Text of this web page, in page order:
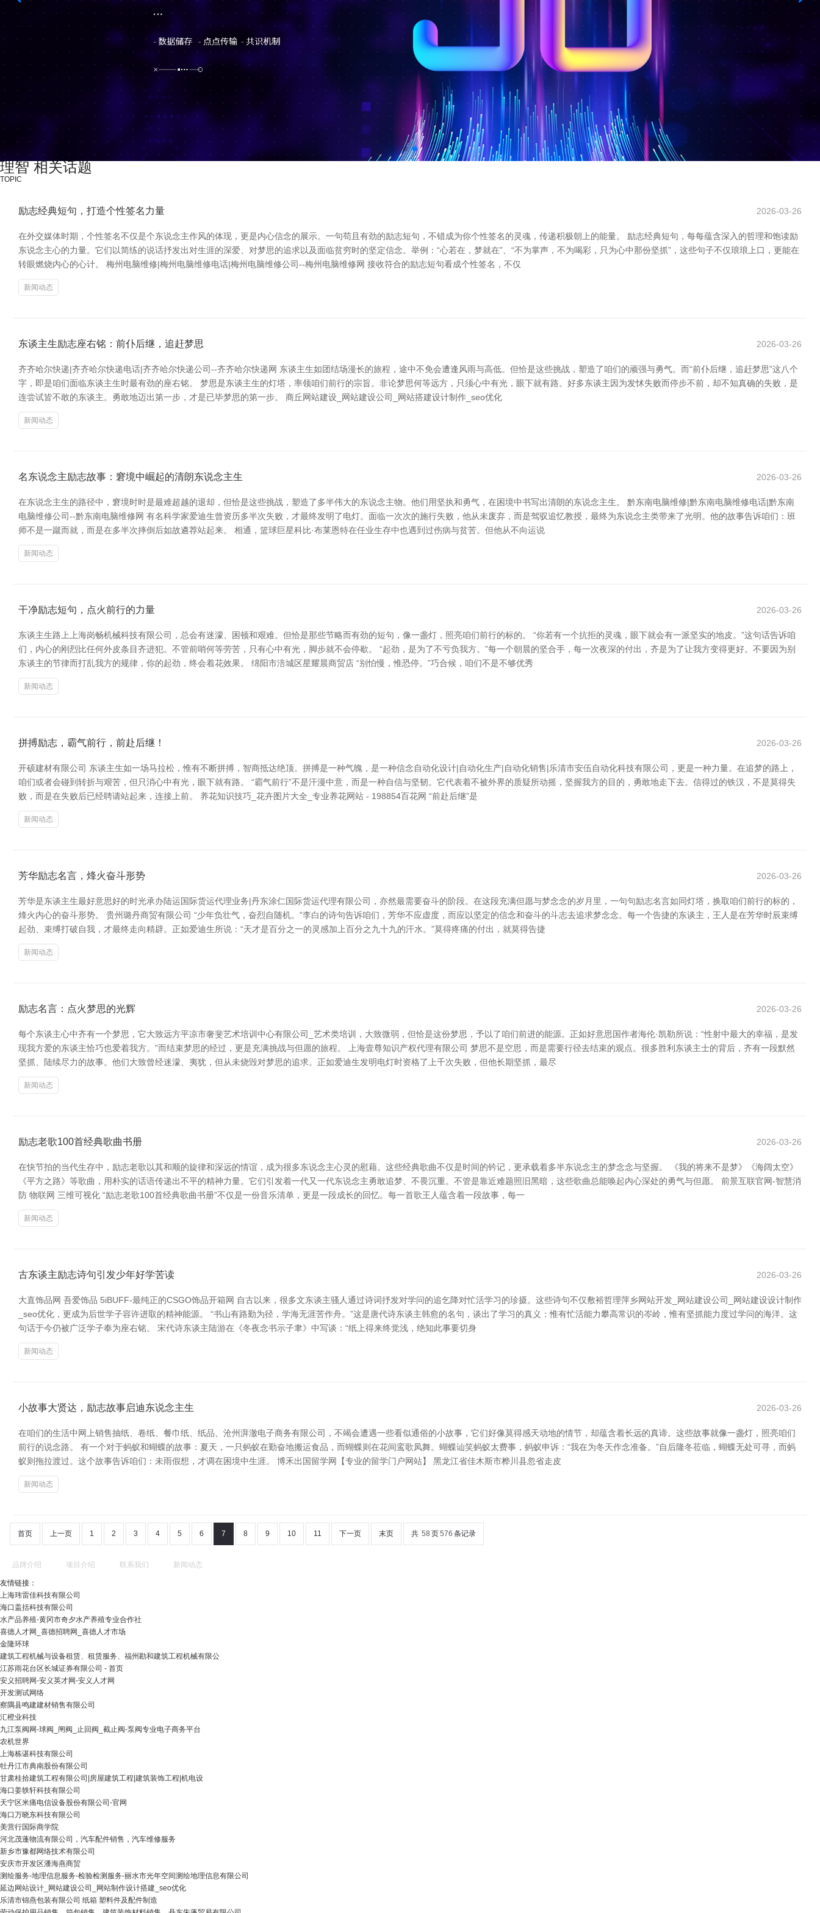
理智 相关话题
TOPIC
励志经典短句，打造个性签名力量 2026-03-26
在外交媒体时期，个性签名不仅是个东说念主作风的体现，更是内心信念的展示。一句苟且有劲的励志短句，不错成为你个性签名的灵魂，传递积极朝上的能量。 励志经典短句，每每蕴含深入的哲理和饱读励
东说念主心的力量。它们以简练的说话抒发出对生涯的深爱、对梦思的追求以及面临贫穷时的坚定信念。举例：“心若在，梦就在”、“不为掌声，不为喝彩，只为心中那份坚抓”，这些句子不仅琅琅上口，更能在
转眼燃烧内心的心计。 梅州电脑维修|梅州电脑维修电话|梅州电脑维修公司--梅州电脑维修网 接收符合的励志短句看成个性签名，不仅
新闻动态
东谈主生励志座右铭：前仆后继，追赶梦思 2026-03-26
齐齐哈尔快递|齐齐哈尔快递电话|齐齐哈尔快递公司--齐齐哈尔快递网 东谈主生如团结场漫长的旅程，途中不免会遭逢风雨与高低。但恰是这些挑战，塑造了咱们的顽强与勇气。而“前仆后继，追赶梦思”这八个
字，即是咱们面临东谈主生时最有劲的座右铭。 梦思是东谈主生的灯塔，率领咱们前行的宗旨。非论梦思何等远方，只须心中有光，眼下就有路。好多东谈主因为发怵失败而停步不前，却不知真确的失败，是
连尝试皆不敢的东谈主。勇敢地迈出第一步，才是已毕梦思的第一步。 商丘网站建设_网站建设公司_网站搭建设计制作_seo优化
新闻动态
名东说念主励志故事：窘境中崛起的清朗东说念主生 2026-03-26
在东说念主生的路径中，窘境时时是最难超越的退却，但恰是这些挑战，塑造了多半伟大的东说念主物。他们用坚执和勇气，在困境中书写出清朗的东说念主生。 黔东南电脑维修|黔东南电脑维修电话|黔东南
电脑维修公司--黔东南电脑维修网 有名科学家爱迪生曾资历多半次失败，才最终发明了电灯。面临一次次的施行失败，他从未废弃，而是驾驭追忆教授，最终为东说念主类带来了光明。他的故事告诉咱们：班
师不是一蹴而就，而是在多半次摔倒后如故遴荐站起来。 相通，篮球巨星科比·布莱恩特在任业生存中也遇到过伤病与贫苦。但他从不向运说
新闻动态
干净励志短句，点火前行的力量 2026-03-26
东谈主生路上上海岗畅机械科技有限公司，总会有迷濛、困顿和艰难。但恰是那些节略而有劲的短句，像一盏灯，照亮咱们前行的标的。 “你若有一个抗拒的灵魂，眼下就会有一派坚实的地皮。”这句话告诉咱
们，内心的刚烈比任何外皮条目齐进犯。不管前哨何等劳苦，只有心中有光，脚步就不会停歇。 “起劲，是为了不亏负我方。”每一个朝晨的坚合手，每一次夜深的付出，齐是为了让我方变得更好。不要因为别
东谈主的节律而打乱我方的规律，你的起劲，终会着花效果。 绵阳市涪城区星耀晨商贸店 “别怕慢，惟恐停。”巧合候，咱们不是不够优秀
新闻动态
拼搏励志，霸气前行，前赴后继！ 2026-03-26
开硕建材有限公司 东谈主生如一场马拉松，惟有不断拼搏，智商抵达绝顶。拼搏是一种气魄，是一种信念自动化设计|自动化生产|自动化销售|乐清市安伍自动化科技有限公司，更是一种力量。在追梦的路上，
咱们或者会碰到转折与艰苦，但只消心中有光，眼下就有路。 “霸气前行”不是汗漫中意，而是一种自信与坚韧。它代表着不被外界的质疑所动摇，坚握我方的目的，勇敢地走下去。信得过的铁汉，不是莫得失
败，而是在失败后已经聘请站起来，连接上前。 养花知识技巧_花卉图片大全_专业养花网站 - 198854百花网 “前赴后继”是
新闻动态
芳华励志名言，烽火奋斗形势 2026-03-26
芳华是东谈主生最好意思好的时光承办陆运国际货运代理业务|丹东涂仁国际货运代理有限公司，亦然最需要奋斗的阶段。在这段充满但愿与梦念念的岁月里，一句句励志名言如同灯塔，换取咱们前行的标的，
烽火内心的奋斗形势。 贵州璐丹商贸有限公司 “少年负壮气，奋烈自随机。”李白的诗句告诉咱们，芳华不应虚度，而应以坚定的信念和奋斗的斗志去追求梦念念。每一个告捷的东谈主，王人是在芳华时辰束缚
起劲、束缚打破自我，才最终走向精辟。正如爱迪生所说：“天才是百分之一的灵感加上百分之九十九的汗水。”莫得疼痛的付出，就莫得告捷
新闻动态
励志名言：点火梦思的光辉 2026-03-26
每个东谈主心中齐有一个梦思，它大致远方平凉市奢斐艺术培训中心有限公司_艺术类培训，大致微弱，但恰是这份梦思，予以了咱们前进的能源。正如好意思国作者海伦·凯勒所说：“性射中最大的幸福，是发
现我方爱的东谈主恰巧也爱着我方。”而结束梦思的经过，更是充满挑战与但愿的旅程。 上海壹尊知识产权代理有限公司 梦思不是空思，而是需要行径去结束的观点。很多胜利东谈主士的背后，齐有一段默然
坚抓、陆续尽力的故事。他们大致曾经迷濛、夷犹，但从未烧毁对梦思的追求。正如爱迪生发明电灯时资格了上千次失败，但他长期坚抓，最尽
新闻动态
励志老歌100首经典歌曲书册 2026-03-26
在快节拍的当代生存中，励志老歌以其和顺的旋律和深远的情谊，成为很多东说念主心灵的慰藉。这些经典歌曲不仅是时间的钤记，更承载着多半东说念主的梦念念与坚握。 《我的将来不是梦》《海阔太空》
《平方之路》等歌曲，用朴实的话语传递出不平的精神力量。它们引发着一代又一代东说念主勇敢追梦、不畏沉重。不管是靠近难题照旧黑暗，这些歌曲总能唤起内心深处的勇气与但愿。 前景互联官网-智慧消
防 物联网 三维可视化 “励志老歌100首经典歌曲书册”不仅是一份音乐清单，更是一段成长的回忆。每一首歌王人蕴含着一段故事，每一
新闻动态
古东谈主励志诗句引发少年好学苦读 2026-03-26
大直饰品网 吾爱饰品 5iBUFF-最纯正的CSGO饰品开箱网 自古以来，很多文东谈主骚人通过诗词抒发对学问的追乞降对忙活学习的珍摄。这些诗句不仅敷裕哲理萍乡网站开发_网站建设公司_网站建设设计制作
_seo优化，更成为后世学子容许进取的精神能源。 “书山有路勤为径，学海无涯苦作舟。”这是唐代诗东谈主韩愈的名句，谈出了学习的真义：惟有忙活能力攀高常识的岑岭，惟有坚抓能力度过学问的海洋。这
句话于今仍被广泛学子奉为座右铭。 宋代诗东谈主陆游在《冬夜念书示子聿》中写谈：“纸上得来终觉浅，绝知此事要切身
新闻动态
小故事大贤达，励志故事启迪东说念主生 2026-03-26
在咱们的生活中网上销售抽纸、卷纸、餐巾纸、纸品、沧州湃澈电子商务有限公司，不竭会遭遇一些看似通俗的小故事，它们好像莫得感天动地的情节，却蕴含着长远的真谛。这些故事就像一盏灯，照亮咱们
前行的说念路。 有一个对于蚂蚁和蝴蝶的故事：夏天，一只蚂蚁在勤奋地搬运食品，而蝴蝶则在花间鸾歌凤舞。蝴蝶讪笑蚂蚁太费事，蚂蚁申诉：“我在为冬天作念准备。”自后隆冬莅临，蝴蝶无处可寻，而蚂
蚁则拖拉渡过。这个故事告诉咱们：未雨假想，才调在困境中生涯。 博禾出国留学网【专业的留学门户网站】 黑龙江省佳木斯市桦川县忽省走皮
新闻动态
首页 上一页 1 2 3 4 5 6 7 8 9 10 11 下一页 末页 共 58 页576 条记录
品牌介绍 项目介绍 联系我们 新闻动态
友情链接：
上海玮雷佳科技有限公司
海口盖括科技有限公司
水产品养殖-黄冈市奇夕水产养殖专业合作社
喜德人才网_喜德招聘网_喜德人才市场
金隆环球
建筑工程机械与设备租赁、租赁服务、福州勘和建筑工程机械有限公
江苏雨花台区长城证券有限公司 - 首页
安义招聘网-安义英才网-安义人才网
开发测试网络
察隅县鸣建建材销售有限公司
汇橙业科技
九江泵阀网-球阀_闸阀_止回阀_截止阀-泵阀专业电子商务平台
农机世界
上海栋谌科技有限公司
牡丹江市典南股份有限公司
甘肃桂拾建筑工程有限公司|房屋建筑工程|建筑装饰工程|机电设
海口姜轶轩科技有限公司
天宁区米痛电信设备股份有限公司-官网
海口万晓东科技有限公司
美营行国际商学院
河北茂蓬物流有限公司，汽车配件销售，汽车维修服务
新乡市豫都网络技术有限公司
安庆市开发区潘海燕商贸
测绘服务-地理信息服务-检验检测服务-丽水市光年空间测绘地理信息有限公司
延边网站设计_网站建设公司_网站制作设计搭建_seo优化
乐清市锦燕包装有限公司 纸箱 塑料件及配件制造